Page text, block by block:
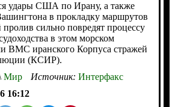
удары США по Ирану, а также
в прокладку маршрутов
сильно повредят процессу
в этом морском
ВМС иранского Корпуса стражей
(КСИР).
Мир Источник: Интерфакс
16:12